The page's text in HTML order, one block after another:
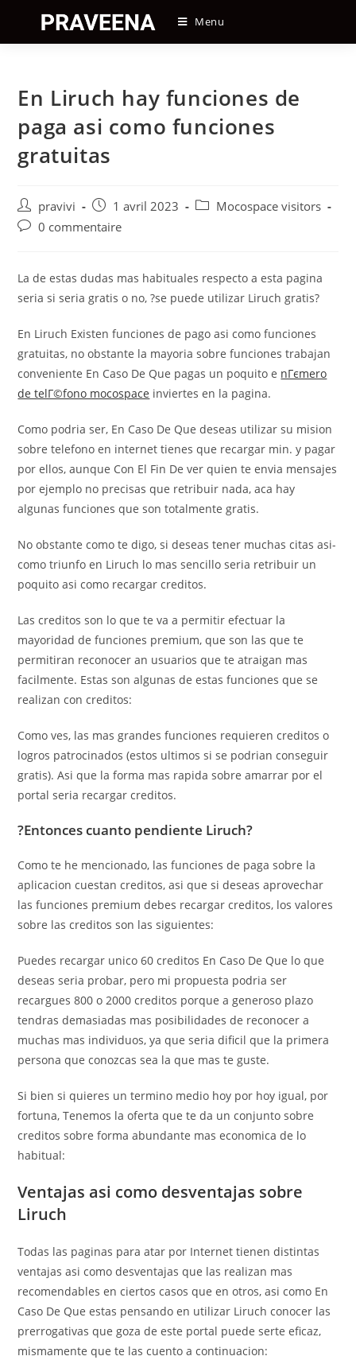
content
Menu
En Liruch hay funciones de
paga asi­ como funciones
gratuitas
Auteur/autrice
de
pravivi
Post
published:
1 avril 2023
PostMocospace visitors
Post0 commentaire
La de estas dudas mas habituales respecto a esta pagina
seri­a si seri­a gratis o no, ?se puede utilizar Liruch gratis?
En Liruch Existen funciones de pago asi­ como funciones
gratuitas, no obstante la mayoria sobre funciones trabajan
conveniente En Caso De Que pagas un poquito e nГєmero
de telГ©fono mocospace inviertes en la pagina.
Como podri­a ser, En Caso De Que deseas utilizar su mision
sobre telefono en internet tienes que recargar min. y pagar
por ellos, aunque Con El Fin De ver quien te envia mensajes
por ejemplo no precisas que retribuir nada, aca hay
algunas funciones que son totalmente gratis.
No obstante como te digo, si deseas tener muchas citas asi­
como triunfo en Liruch lo mas sencillo seri­a retribuir un
poquito asi­ como recargar creditos.
Las creditos son lo que te va a permitir efectuar la
mayoridad de funciones premium, que son las que te
permitiran reconocer an usuarios que te atraigan mas
facilmente. Estas son algunas de estas funciones que se
realizan con creditos:
Como ves, las mas grandes funciones requieren creditos o
logros patrocinados (estos ultimos si se podri­an conseguir
gratis). Asi que la forma mas rapida sobre amarrar por el
portal seri­a recargar creditos.
?Entonces cuanto pendiente Liruch?
Como te he mencionado, las funciones de paga sobre la
aplicacion cuestan creditos, asi que si deseas aprovechar
las funciones premium debes recargar creditos, los valores
sobre las creditos son las siguientes:
Puedes recargar unico 60 creditos En Caso De Que lo que
deseas seri­a probar, pero mi propuesta podri­a ser
recargues 800 o 2000 creditos porque a generoso plazo
tendras demasiadas mas posibilidades de reconocer a
muchas mas individuos, ya que seri­a dificil que la primera
persona que conozcas sea la que mas te guste.
Si bien si quieres un termino medio hoy por hoy igual, por
fortuna, Tenemos la oferta que te da un conjunto sobre
creditos sobre forma abundante mas economica de lo
habitual:
Ventajas asi­ como desventajas sobre
Liruch
Todas las paginas para atar por Internet tienen distintas
ventajas asi­ como desventajas que las realizan mas
recomendables en ciertos casos que en otros, asi­ como En
Caso De Que estas pensando en utilizar Liruch conocer las
prerrogativas que goza de este portal puede serte eficaz,
mismamente que te las cuento a continuacion: